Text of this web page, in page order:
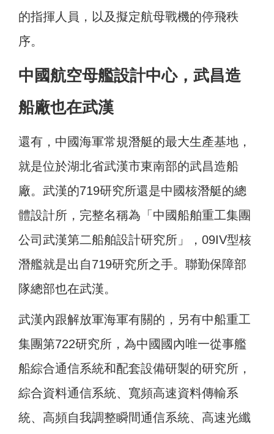
的指揮人員，以及擬定航母戰機的停飛秩
序。
中國航空母艦設計中心，武昌造
船廠也在武漢
還有，中國海軍常規潛艇的最大生產基地，
就是位於湖北省武漢市東南部的武昌造船
廠。武漢的719研究所還是中國核潛艇的總
體設計所，完整名稱為「中國船舶重工集團
公司武漢第二船舶設計研究所」，09IV型核
潛艦就是出自719研究所之手。聯勤保障部
隊總部也在武漢。
武漢內跟解放軍海軍有關的，另有中船重工
集團第722研究所，為中國國內唯一從事艦
船綜合通信系統和配套設備研製的研究所，
綜合資料通信系統、寬頻高速資料傳輸系
統、高頻自我調整瞬間通信系統、高速光纖